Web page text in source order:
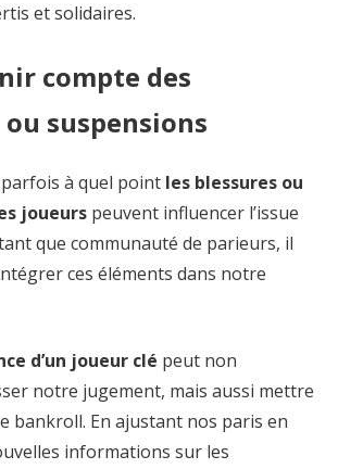
et solidaires.
compte des
suspensions
à quel point les blessures ou
joueurspeuvent influencer l’issue
que communauté de parieurs, il
ces éléments dans notre
d’un joueur clé peut non
notre jugement, mais aussi mettre
bankroll. En ajustant nos paris en
informations sur les